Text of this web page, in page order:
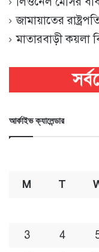
জামায়াতের
মাতারবাড়ী কয়লা
আর্কাইভ ক্যালেন্ডার
M T
3
4